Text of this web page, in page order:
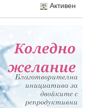
Активен